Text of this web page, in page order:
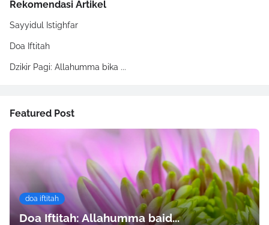
Rekomendasi Artikel
Sayyidul Istighfar
Doa Iftitah
Dzikir Pagi: Allahumma bika ...
Featured Post
doa iftitah
Doa Iftitah: Allahumma baid...